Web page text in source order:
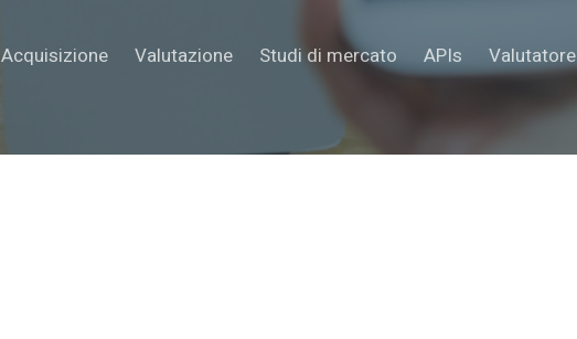
Acquisizione Valutazione Studi di mercato APIs Valutatore